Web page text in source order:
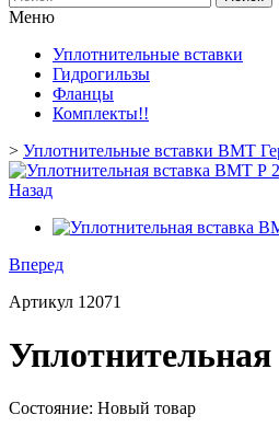
Меню
Уплотнительные вставки
Гидрогильзы
Фланцы
Комплекты!!
> Уплотнительные вставки ВМТ
Назад
Вперед
Артикул 12071
Состояние: Новый товар